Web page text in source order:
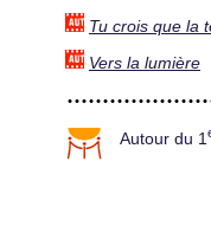
Tu crois que la
Vers la lumière
Autour du 1